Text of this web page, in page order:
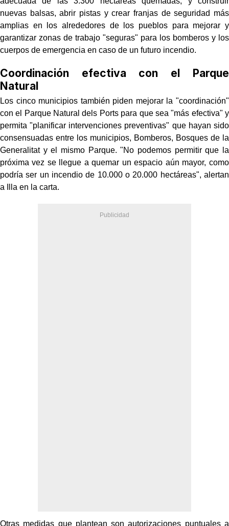
nuevas balsas, abrir pistas y crear franjas de seguridad más
amplias en los alrededores de los pueblos para mejorar y
garantizar zonas de trabajo "seguras" para los bomberos y los
cuerpos de emergencia en caso de un futuro incendio.
Coordinación efectiva con el Parque
Natural
Los cinco municipios también piden mejorar la "coordinación"
con el Parque Natural dels Ports para que sea "más efectiva" y
permita "planificar intervenciones preventivas" que hayan sido
consensuadas entre los municipios, Bomberos, Bosques de la
Generalitat y el mismo Parque. "No podemos permitir que la
próxima vez se llegue a quemar un espacio aún mayor, como
podría ser un incendio de 10.000 o 20.000 hectáreas", alertan
a Illa en la carta.
Otras medidas que plantean son autorizaciones puntuales a